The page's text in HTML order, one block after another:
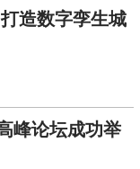
造数字孪生城
峰论坛成功举